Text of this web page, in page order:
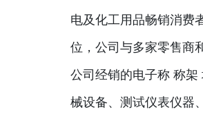
电及化工用品畅销消费
位，公司与多家零售商
公司经销的电子称 称
械设备、测试仪表仪器